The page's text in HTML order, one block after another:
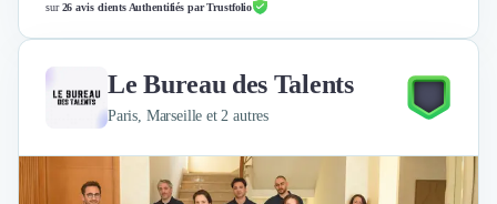
sur26 avis clients Authentifiés par Trustfolio
Le Bureau des Talents
Paris, Marseille et 2 autres